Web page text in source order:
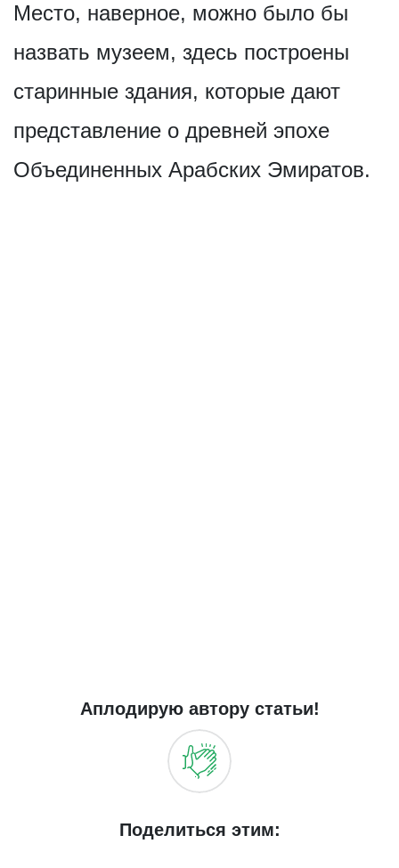
Место, наверное, можно было бы
назвать музеем, здесь построены
старинные здания, которые дают
представление о древней эпохе
Объединенных Арабских Эмиратов.
Аплодирую автору статьи!
Поделиться этим: